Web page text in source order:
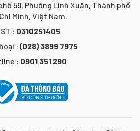
59, Phường Linh Xuân, Thành phố
Minh, Việt Nam.
: 0310251405
: (028) 3899 7975
: 0901 351 290